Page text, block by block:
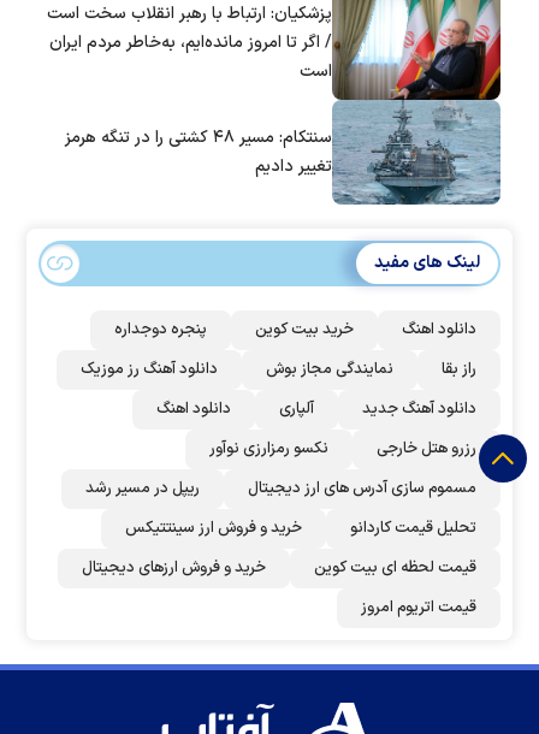
پزشکیان: ارتباط با رهبر انقلاب سخت است
/ اگر تا امروز مانده‌ایم، به‌خاطر مردم ایران
است
سنتکام: مسیر ۴۸ کشتی را در تنگه هرمز
تغییر دادیم
لینک های مفید
دانلود اهنگ خرید بیت کوین
پنجره دوجداره
راز بقا
نمایندگی مجاز بوش
دانلود آهنگ رز‌ موزیک
دانلود آهنگ جدید
آلپاری
دانلود اهنگ
رزرو هتل خارجی
نکسو رمزارزی نوآور
مسموم سازی آدرس های ارز دیجیتال
ریپل در مسیر رشد
تحلیل قیمت کاردانو
خرید و فروش ارز سینتتیکس
قیمت لحظه ای بیت کوین
خرید و فروش ارزهای دیجیتال
قیمت اتریوم امروز